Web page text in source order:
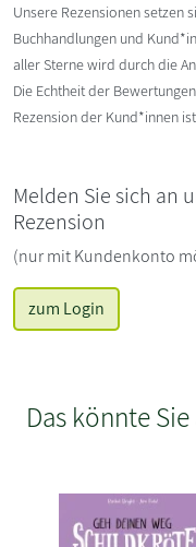
Unsere Rezensionen setzen
Buchhandlungen und
aller Sterne wird durch die
Die Echtheit der
Rezension der Kund*innen
Melden Sie sich an
Rezension
(nur mit Kundenkonto
zum Login
Das könnte